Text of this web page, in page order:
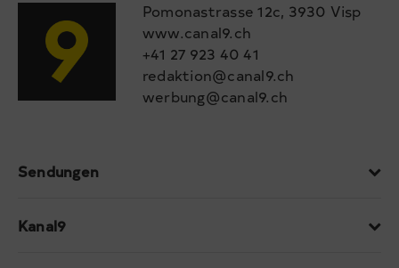
Pomonastrasse 12c, 3930 Visp
www.canal9.ch
+41 27 923 40 41
redaktion@canal9.ch
werbung@canal9.ch
Sendungen
Kanal9